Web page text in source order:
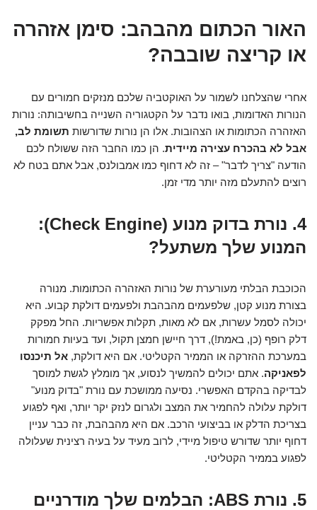
האור הכתום מהבהב: סימן אזהרה
או קריצה שובבה?
אחרי שהצלחנו לשמור על האוקטביה שלכם מנזקים חמורים עם
הנורות האדומות, בואו נדבר על הקטגוריה השנייה בחשיבותה: נורות
האזהרה הכתומות או הצהובות. אלו הן נורות שדורשות תשומת לב,
אבל לא בהכרח עצירה מיידית. הן כמו החבר הזה ששולח לכם
הודעה "צריך לדבר" – זה לא דחוף כמו אמבולנס, אבל אתם בטח לא
רוצים להתעלם מזה יותר מדי זמן.
4. נורת בדוק מנוע (Check Engine):
המנוע שלך משתעל?
הכוכבת הבלתי מעורערת של נורות האזהרה הכתומות. מנורה
בצורת מנוע קטן, שלפעמים מהבהבת ולפעמים דולקת קבוע. היא
יכולה לסמל עשרות, אם לא מאות, תקלות אפשריות. החל מפקק
דלק רופף (כן, באמת!), דרך חיישן חמצן תקול, ועד בעיות חמורות
במערכת ההזרקה או הממיר הקטליטי. אם היא דולקת, אל תיכנסו
לפאניקה. אתם יכולים להמשיך לנסוע, אך מומלץ לגשת למוסך
לבדיקה בהקדם האפשרי. נסיעה ממושכת עם נורת "בדוק מנוע"
דולקת עלולה להחמיר את המצב ולגרום לנזק יקר יותר, ואף לפגוע
בצריכת הדלק או בביצועי הרכב. אם היא מהבהבת, זה כבר עניין
דחוף יותר שדורש טיפול מיידי, לרוב מעיד על בעיה רצינית שעלולה
לפגוע בממיר הקטליטי.
5. נורת ABS: הבלמים שלך מודרניים